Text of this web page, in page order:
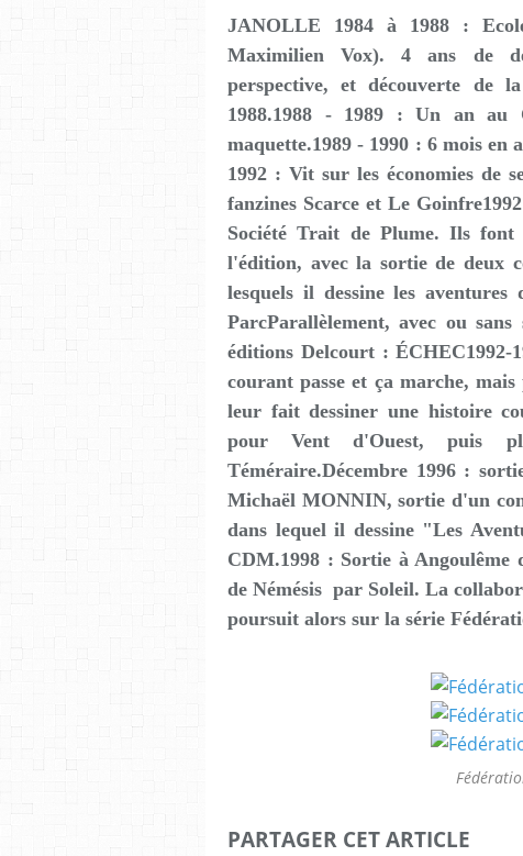
JANOLLE 1984 à 1988 :
Maximilien Vox). 4 ans de
perspective, et découverte
1988.1988 - 1989 : Un an au
maquette.1989 - 1990 : 6 mois en
1992 : Vit sur les économies de
fanzines Scarce et Le
Société Trait de Plume. Ils
l'édition, avec la sortie de deux
lesquels il dessine les
ParcParallèlement, avec ou
éditions Delcourt :
courant passe et ça marche,
leur fait dessiner une histoire
pour Vent d'Ouest, puis
Téméraire.Décembre 1996 :
Michaël MONNIN, sortie d'un
dans lequel il dessine "Les
CDM.1998 : Sortie à
de Némésis par Soleil. La
poursuit alors sur la série
PARTAGER CET ARTICLE